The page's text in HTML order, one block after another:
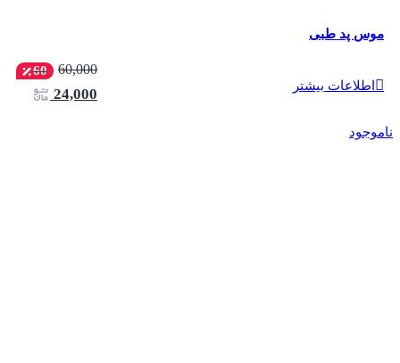
موس پد طبی
اطلاعات بیشتر
60,000
60
24,000
ناموجود